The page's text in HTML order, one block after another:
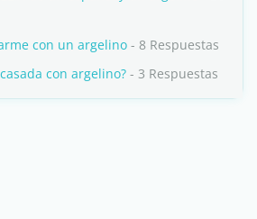
con un argelino - 8 Respuestas
con argelino? - 3 Respuestas